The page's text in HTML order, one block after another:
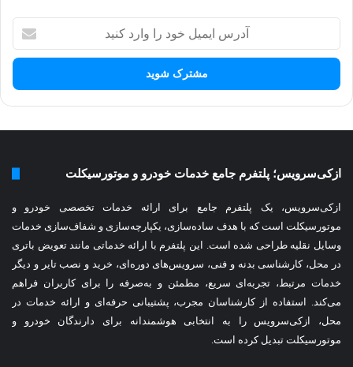
ر
ا
ی
خ
د
ر
د
ک
ن
ازکی‌سرویس؛ پلتفرم جامع خدمات خودرو و موتورسیکلت
ازکی‌سرویس، یک پلتفرم جامع برای ارائه خدمات تخصصی خودرو و
موتورسیکلت است که با هدف ساده‌سازی، یکپارچه‌سازی و شفاف‌سازی خدمات
وسایل نقلیه طراحی شده است. این پلتفرم با ارائه خدماتی مانند تعویض باتری
در محل، کارشناسی بدنه و فنی، سرویس‌های دوره‌ای، خرید و نصب تایر و دیگر
خدمات مرتبط، تجربه‌ای سریع، مطمئن و به‌صرفه را برایکاربران فراهم
می‌کند. استفاده از کارشناسان مجرب، پشتیبانی حرفه‌ای و ارائه خدمات در
محل، ازکی‌سرویس را به انتخابی هوشمندانه برای دارندگان خودرو و
موتورسیکلت تبدیل کرده است.